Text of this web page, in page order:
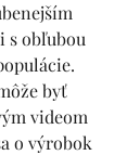
s obľubou
byť
videom
o výrobok